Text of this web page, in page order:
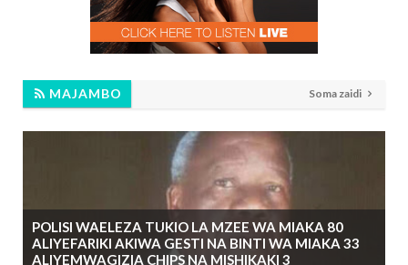
MAJAMBO Soma zaidi
POLISI WAELEZA TUKIO LA MZEE WA MIAKA 80
ALIYEFARIKI AKIWA GESTI NA BINTI WA MIAKA 33
ALIYEMWAGIZIA CHIPS NA MISHIKAKI 3